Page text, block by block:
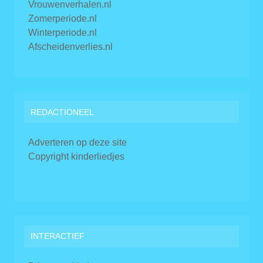
Vrouwenverhalen.nl
Zomerperiode.nl
Winterperiode.nl
Afscheidenverlies.nl
REDACTIONEEL
Adverteren op deze site
Copyright kinderliedjes
INTERACTIEF